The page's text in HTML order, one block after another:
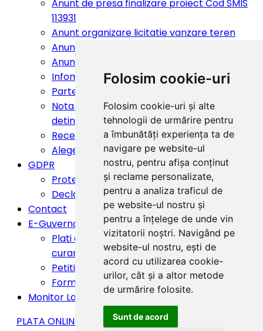
Folosim cookie-uri
Folosim cookie-uri și alte
tehnologii de urmărire pentru
a îmbunătăți experiența ta de
navigare pe website-ul
nostru, pentru afișa conținut
și reclame personalizate,
pentru a analiza traficul de
pe website-ul nostru și
pentru a înțelege de unde vin
vizitatorii noștri. Navigând pe
website-ul nostru, ești de
acord cu utilizarea cookie-
urilor, cât și a altor metode
de urmărire folosite.
Sunt de acord
Anunt de presa finalizare proiect Cod SMIS
113931
Anunt organizare licitatie vanzare teren
Anunt de presa finalizare proiect 114486
Anunt actualizare PUG
Infomare ISU Neamt
Parteneriate
Nota de informare privind obligatiile
detinatorilor de animale
Recensamantul Populatiei si Locuintelor 2021
Alegeri pentru Presedintele României 2025
GDPR
Protectia datelor personale
Declaratia privind accesibilitatea
Contact
E-Guvernare
Plati online impozite si taxe locale (in
curand)
Petitii si sesizari online
Formulare electronice
Monitor Local
PLATA ONLINE IMPOZITE SI TAXE (sectiune in lucru)